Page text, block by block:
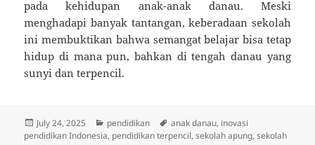
pada kehidupan anak-anak danau. Meski
menghadapi banyak tantangan, keberadaan sekolah
ini membuktikan bahwa semangat belajar bisa tetap
hidup di mana pun, bahkan di tengah danau yang
sunyi dan terpencil.
Posted
on
July 24, 2025 Categories
pendidikan Tags
anak danau, inovasi
pendidikan Indonesia, pendidikan terpencil,sekolah apung,sekolah